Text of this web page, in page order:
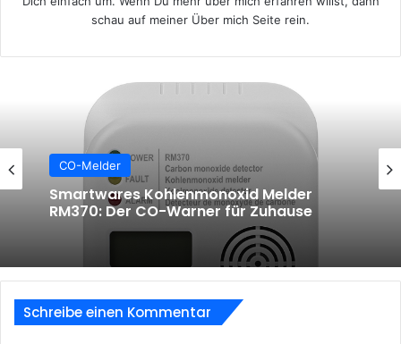
schau auf meiner Über mich Seite rein.
CO-Melder
Smartwares Kohlenmonoxid Melder
RM370: Der CO-Warner für Zuhause
CO-Melder
Gasmelder Test – Kohlenmonoxid,
Erdgas (Methan), Butan- und Propangas
sicher erkennen
Schreibe einen Kommentar